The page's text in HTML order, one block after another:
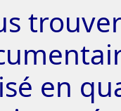
en